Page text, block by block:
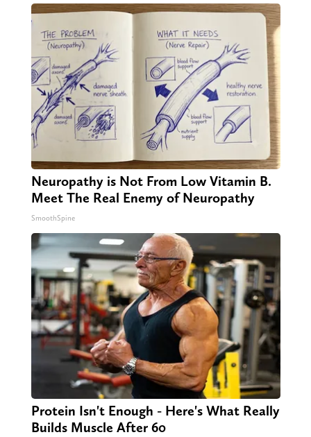
Neuropathy is Not From Low Vitamin B.
Meet The Real Enemy of Neuropathy
SmoothSpine
Protein Isn't Enough - Here's What Really
Builds Muscle After 60